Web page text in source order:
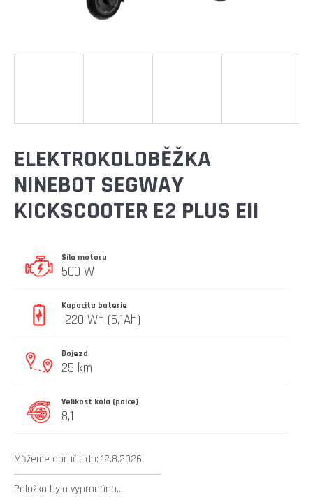
ELEKTROKOLOBĚŽKA
NINEBOT SEGWAY
KICKSCOOTER E2 PLUS EII
Síla motoru
500 W
Kapacita baterie
220 Wh (6,1Ah)
Dojezd
25 km
Velikost kola (palce)
8,1
Můžeme doručit do: 12.8.2026
Položka byla vyprodána…
E
J
T
?
J
E
M